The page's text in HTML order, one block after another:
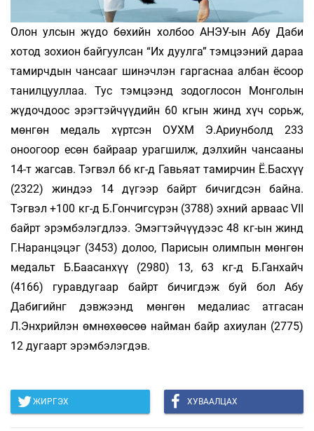
Олон улсын жүдо бөхийн холбоо АНЭУ-ын Абу Даби
хотод зохион байгуулсан “Их дуулга” тэмцээний дараа
тамирчдын чансааг шинэчлэн гаргаснаа албан ёсоор
танилцууллаа. Тус тэмцээнд зодоглосон Монголын
жүдочдоос эрэгтэйчүүдийн 60 кгын жинд хүч сорьж,
мөнгөн медаль хүртсэн ОУХМ Э.Ариунболд 233
оноогоор есөн байраар урагшилж, дэлхийн чансааны
14-т жагсав. Тэгвэл 66 кг-д Гавьяат тамирчин Ё.Басхүү
(2322) жиндээ 14 дүгээр байрт бичигдсэн байна.
Тэгвэл +100 кг-д Б.Гончигсүрэн (3788) эхний арваас VII
байрт эрэмбэлэгдлээ. Эмэгтэйчүүдээс 48 кг-ын жинд
Г.Наранцэцэг (3453) долоо, Парисын олимпын мөнгөн
медальт Б.Баасанхүү (2980) 13, 63 кг-д Б.Ганхайч
(4166) гуравдугаар байрт бичигдэж буй бол Абу
Дабигийнг дэвжээнд мөнгөн медалиас атгасан
Л.Энхрийлэн өмнөхөөсөө найман байр ахиулан (2775)
12 дугаарт эрэмбэлэгдэв.
ЖИРГЭХ ХУВААЛЦАХ